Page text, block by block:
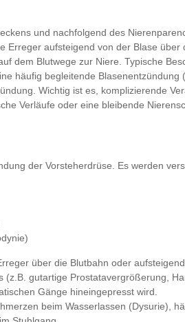
und nachfolgend des
Erreger aufsteigend von der Blase
dem Blutwege zur Niere. Typische
häufig begleitende
Wichtig ist es, komplizierende
Verläufe oder eine bleibende
der Vorsteherdrüse. Es werden
über die Blutbahn oder
(z.B. gutartige Prostatavergrößerung,
Gänge hineingepresst wird.
beim Wasserlassen (Dysurie),